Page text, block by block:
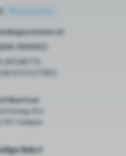
2054012
41e
AC Kampen
links!